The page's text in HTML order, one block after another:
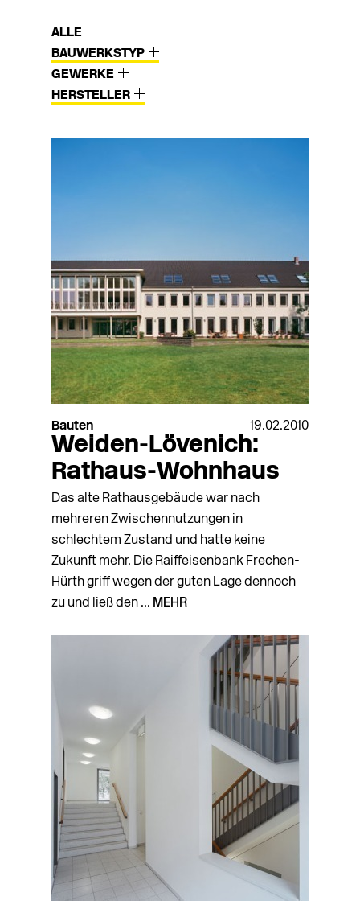
ALLE
BAUWERKSTYP
GEWERKE
HERSTELLER
Bauten 19.02.2010
Weiden-Lövenich:
Rathaus-Wohnhaus
Das alte Rathausgebäude war nach
mehreren Zwischennutzungen in
schlechtem Zustand und hatte keine
Zukunft mehr. Die Raiffeisenbank Frechen-
Hürth griff wegen der guten Lage dennoch
zu und ließ den ... MEHR